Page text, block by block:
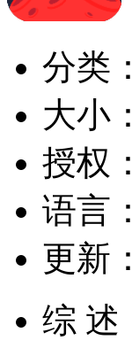
分类：
大小：
授权：
语言：
更新：
综 述